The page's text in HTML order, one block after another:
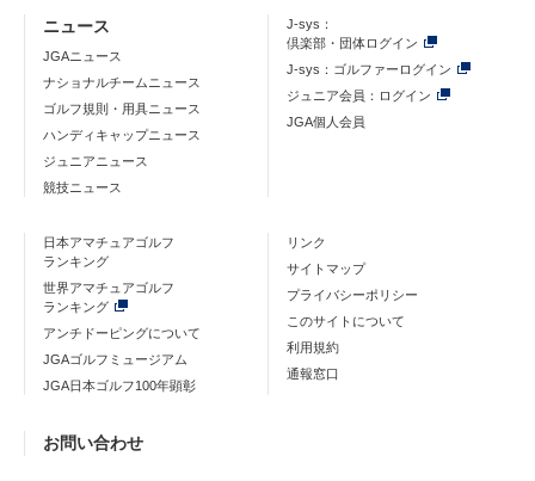
ニュース
JGAニュース
ナショナルチームニュース
ゴルフ規則・用具ニュース
ハンディキャップニュース
ジュニアニュース
競技ニュース
J-sys：
倶楽部・団体ログイン
J-sys：ゴルファーログイン
ジュニア会員：ログイン
JGA個人会員
日本アマチュアゴルフ
ランキング
世界アマチュアゴルフ
ランキング
アンチドーピングについて
JGAゴルフミュージアム
JGA日本ゴルフ100年顕彰
リンク
サイトマップ
プライバシーポリシー
このサイトについて
利用規約
通報窓口
お問い合わせ